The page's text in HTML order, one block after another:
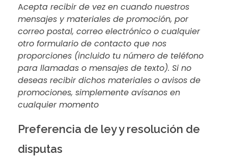
Acepta recibir de vez en cuando nuestros
mensajes y materiales de promoción, por
correo postal, correo electrónico o cualquier
otro formulario de contacto que nos
proporciones (incluido tu número de teléfono
para llamadas o mensajes de texto). Si no
deseas recibir dichos materiales o avisos de
promociones, simplemente avísanos en
cualquier momento
Preferencia de ley y resolución de
disputas